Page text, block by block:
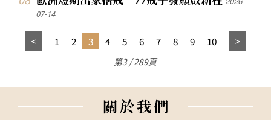
07-14
1 2 3 4 5 6 7 8 9 10
第3 / 289頁
關於我們